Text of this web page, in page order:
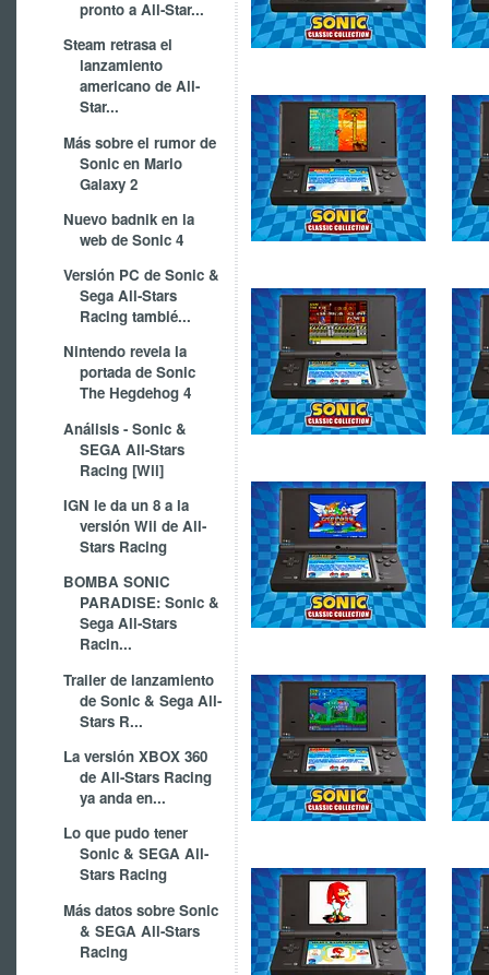
pronto a All-Star...
Steam retrasa el
lanzamiento
americano de All-
Star...
Más sobre el rumor de
Sonic en Mario
Galaxy 2
Nuevo badnik en la
web de Sonic 4
Versión PC de Sonic &
Sega All-Stars
Racing tambié...
Nintendo revela la
portada de Sonic
The Hegdehog 4
Análisis - Sonic &
SEGA All-Stars
Racing [Wii]
IGN le da un 8 a la
versión Wii de All-
Stars Racing
BOMBA SONIC
PARADISE: Sonic &
Sega All-Stars
Racin...
Trailer de lanzamiento
de Sonic & Sega All-
Stars R...
La versión XBOX 360
de All-Stars Racing
ya anda en...
Lo que pudo tener
Sonic & SEGA All-
Stars Racing
Más datos sobre Sonic
& SEGA All-Stars
Racing